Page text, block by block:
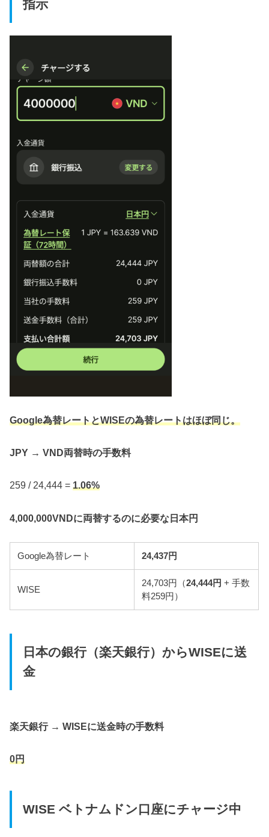
指示
Google為替レートとWISEの為替レートはほぼ同じ。
JPY → VND両替時の手数料
259 / 24,444 =1.06%
4,000,000VNDに両替するのに必要な日本円
Google為替レート 24,437円
WISE
24,703円（24,444円 + 手数
料259円）
日本の銀行（楽天銀行）からWISEに送
金
楽天銀行 → WISEに送金時の手数料
0円
WISE ベトナムドン口座にチャージ中